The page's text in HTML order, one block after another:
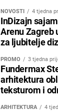
NOVOSTI 4 tjedna
InDizajn
Arenu Zagreb
za ljubitelje
PROMO 3 tjedna
Fundermax
arhitektura
teksturom i
ARHITEKTURA 4